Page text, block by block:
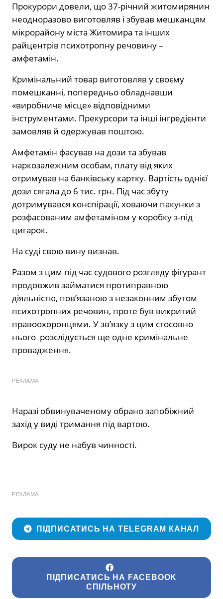
Прокурори довели, що 37-річний житомирянин
неодноразово виготовляв і збував мешканцям
мікрорайону міста Житомира та інших
райцентрів психотропну речовину –
амфетамін.
Кримінальний товар виготовляв у своєму
помешканні, попередньо обладнавши
«виробниче місце» відповідними
інструментами. Прекурсори та інші інгредієнти
замовляв й одержував поштою.
Амфетамін фасував на дози та збував
наркозалежним особам, плату від яких
отримував на банківську картку. Вартість однієї
дози сягала до 6 тис. грн. Під час збуту
дотримувався конспірації, ховаючи пакунки з
розфасованим амфетаміном у коробку з-під
цигарок.
На суді свою вину визнав.
Разом з цим під час судового розгляду фігурант
продовжив займатися протиправною
діяльністю, пов’язаною з незаконним збутом
психотропних речовин, проте був викритий
правоохоронцями. У зв’язку з цим стосовно
нього розслідується ще одне кримінальне
провадження.
РЕКЛАМА
Наразі обвинуваченому обрано запобіжний
захід у виді тримання під вартою.
Вирок суду не набув чинності.
РЕКЛАМА
ПІДПИСАТИСЬ НА TELEGRAM КАНАЛ
ПІДПИСАТИСЬ НА FACEBOOK
СПІЛЬНОТУ